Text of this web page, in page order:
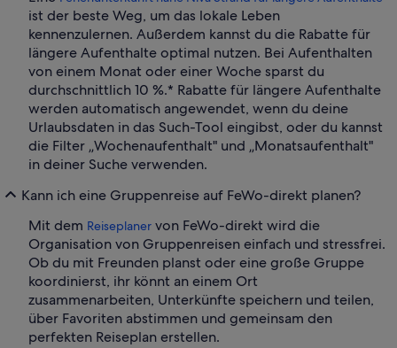
ist der beste Weg, um das lokale Leben
kennenzulernen. Außerdem kannst du die Rabatte für
längere Aufenthalte optimal nutzen. Bei Aufenthalten
von einem Monat oder einer Woche sparst du
durchschnittlich 10 %.* Rabatte für längere Aufenthalte
werden automatisch angewendet, wenn du deine
Urlaubsdaten in das Such-Tool eingibst, oder du kannst
die Filter „Wochenaufenthalt" und „Monatsaufenthalt"
in deiner Suche verwenden.
Kann ich eine Gruppenreise auf FeWo-direkt planen?
Mit dem Reiseplaner von FeWo-direkt wird die
Organisation von Gruppenreisen einfach und stressfrei.
Ob du mit Freunden planst oder eine große Gruppe
koordinierst, ihr könnt an einem Ort
zusammenarbeiten, Unterkünfte speichern und teilen,
über Favoriten abstimmen und gemeinsam den
perfekten Reiseplan erstellen.